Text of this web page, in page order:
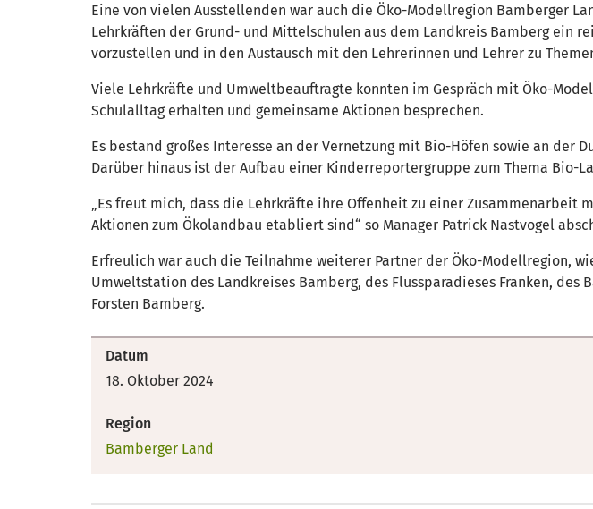
Eine von vielen Ausstellenden war auch die Öko-Modellregion Bamberger
Lehrkräften der Grund- und Mittelschulen aus dem Landkreis Bamberg ein
vorzustellen und in den Austausch mit den Lehrerinnen und Lehrer zu
Viele Lehrkräfte und Umweltbeauftragte konnten im Gespräch mit Öko-
Schulalltag erhalten und gemeinsame Aktionen besprechen.
Es bestand großes Interesse an der Vernetzung mit Bio-Höfen sowie an der
Darüber hinaus ist der Aufbau einer Kinderreportergruppe zum Thema Bio-
„Es freut mich, dass die Lehrkräfte ihre Offenheit zu einer
Aktionen zum Ökolandbau etabliert sind“ so Manager Patrick Nastvogel
Erfreulich war auch die Teilnahme weiterer Partner der Öko-Modellregion,
Umweltstation des Landkreises Bamberg, des Flussparadieses Franken,
Forsten Bamberg.
Datum
18. Oktober 2024
Region
Bamberger Land